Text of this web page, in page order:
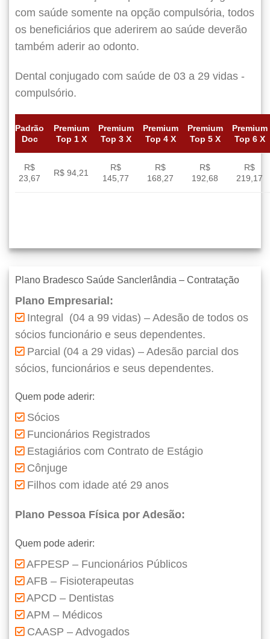
com saúde somente na opção compulsória, todos
os beneficiários que aderirem ao saúde deverão
também aderir ao odonto.
Dental conjugado com saúde de 03 a 29 vidas -
compulsório.
Padrão
Doc
Premium
Top 1 X
Premium
Top 3 X
Premium
Top 4 X
Premium
Top 5 X
Premium
Top 6 X
R$
23,67
R$ 94,21
R$
145,77
R$
168,27
R$
192,68
R$
219,17
Plano Bradesco Saúde Sanclerlândia – Contratação
Plano Empresarial:
Integral (04 a 99 vidas) – Adesão de todos os
sócios funcionário e seus dependentes.
Parcial (04 a 29 vidas) – Adesão parcial dos
sócios, funcionários e seus dependentes.
Quem pode aderir:
Sócios
Funcionários Registrados
Estagiários com Contrato de Estágio
Cônjuge
Filhos com idade até 29 anos
Plano Pessoa Física por Adesão:
Quem pode aderir:
AFPESP – Funcionários Públicos
AFB – Fisioterapeutas
APCD – Dentistas
APM – Médicos
CAASP – Advogados